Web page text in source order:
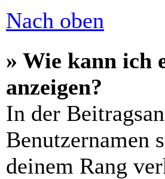
Nach oben
» Wie kann ich
anzeigen?
In der
Benutzernamen
deinem Rang